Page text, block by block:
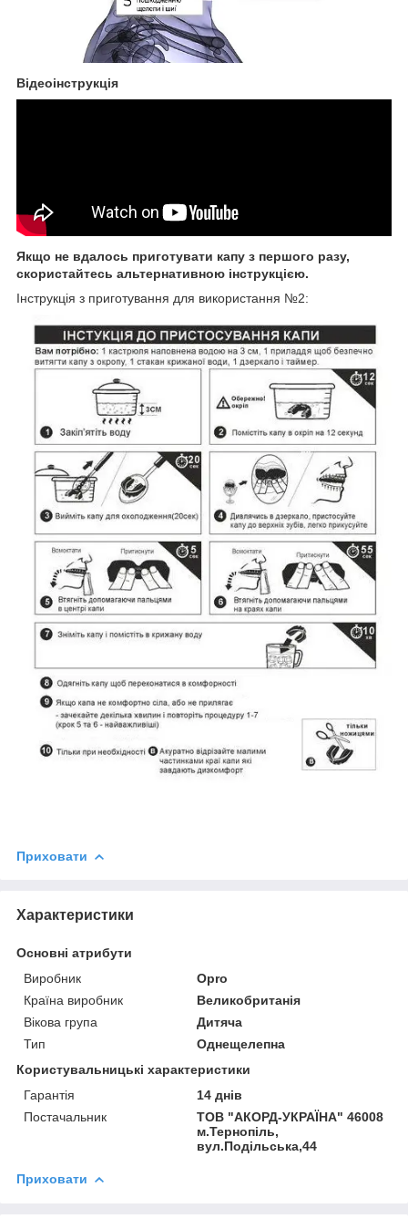
Відеоінструкція
Якщо не вдалось приготувати капу з першого разу,
скористайтесь альтернативною інструкцією.
Інструкція з приготування для використання №2:
Приховати
Характеристики
Основні атрибути
Виробник
Opro
Країна виробник
Великобританія
Вікова група
Дитяча
Тип
Однещелепна
Користувальницькі характеристики
Гарантія
14 днів
Постачальник
ТОВ "АКОРД-УКРАЇНА" 46008
м.Тернопіль,
вул.Подільська,44
Приховати